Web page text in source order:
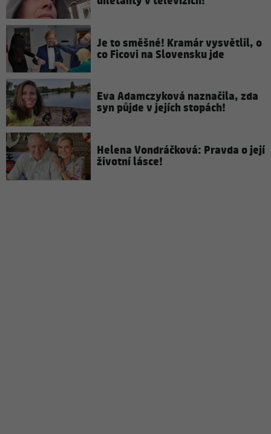
Je to směšné! Kramár vysvětlil, o
co Ficovi na Slovensku jde
Eva Adamczyková naznačila, zda
syn půjde v jejích stopách!
Helena Vondráčková: Pravda o její
životní lásce!